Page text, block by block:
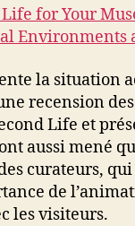
for Your
Environments
la situation
recension
Life et
aussi mené
curateurs,
de
les visiteurs.